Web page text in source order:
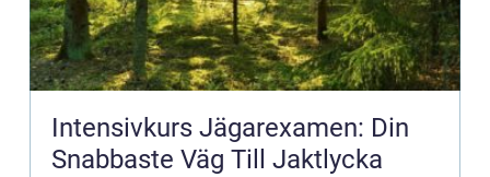
Intensivkurs Jägarexamen: Din
Snabbaste Väg Till Jaktlycka